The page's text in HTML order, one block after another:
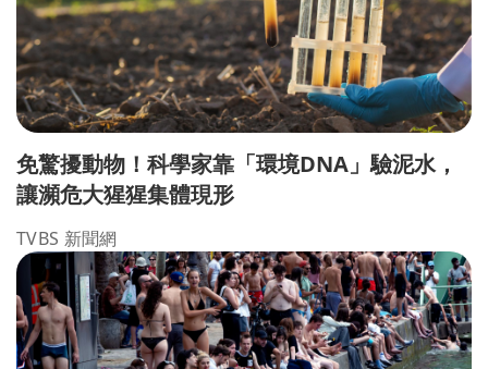
免驚擾動物！科學家靠「環境DNA」驗泥水，
讓瀕危大猩猩集體現形
TVBS 新聞網